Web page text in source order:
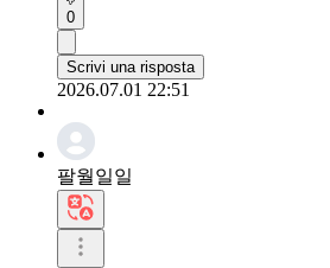
0
Scrivi una risposta
2026.07.01 22:51
팔월일일